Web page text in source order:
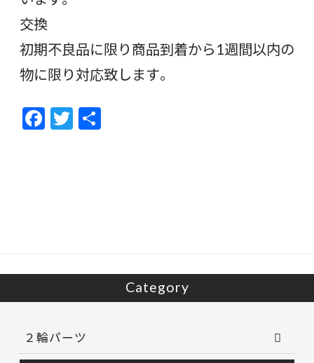
交換
初期不良品に限り商品到着から1週間以内の
物に限り対応致します。
F
ac
T
w
Category
２輪パーツ